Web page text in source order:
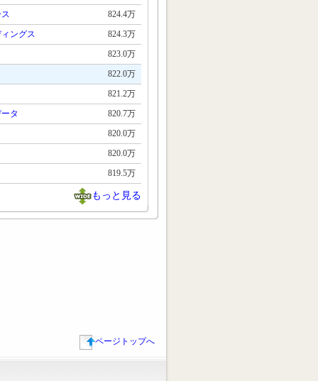
824.4万
ングス
824.3万
823.0万
822.0万
821.2万
タ
820.7万
820.0万
820.0万
819.5万
もっと見る
ページトップへ